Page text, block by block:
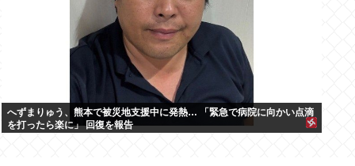
へずまりゅう、熊本で被災地支援中に発熱… 「緊急で病院に向かい点滴
を打ったら楽に」 回復を報告